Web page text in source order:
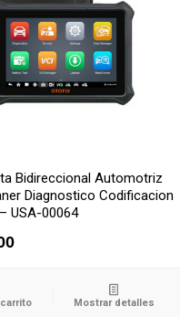
Bidireccional Automotriz
Diagnostico Codificacion
USA-00064
Mostrar detalles